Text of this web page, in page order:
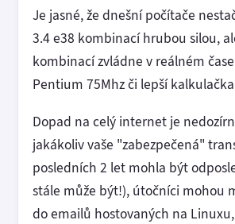
Je jasné, že dnešní počítače
3.4 e38 kombinací hrubou silou,
kombinací zvládne v reálném
Pentium 75Mhz či lepší
Dopad na celý internet je
jakákoliv vaše "zabezpečená"
posledních 2 let mohla být
stále může být!), útočníci mohou
do emailů hostovaných na